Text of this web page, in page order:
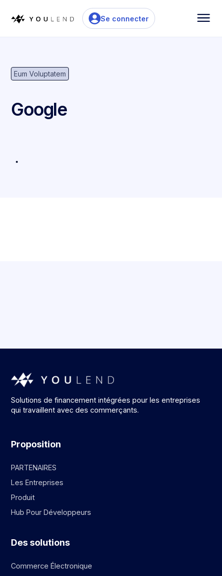
Se connecter
Eum Voluptatem
Google
Solutions de financement intégrées pour les entreprises
qui travaillent avec des commerçants.
Proposition
PARTENAIRES
Les Entreprises
Produit
Hub Pour Développeurs
Des solutions
Commerce Électronique